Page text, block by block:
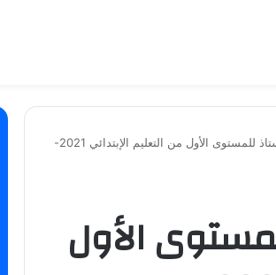
تحميل جميع دلائل الأستاذ للمستوى الأول من التعليم الإبتدائي 2021-
الأول